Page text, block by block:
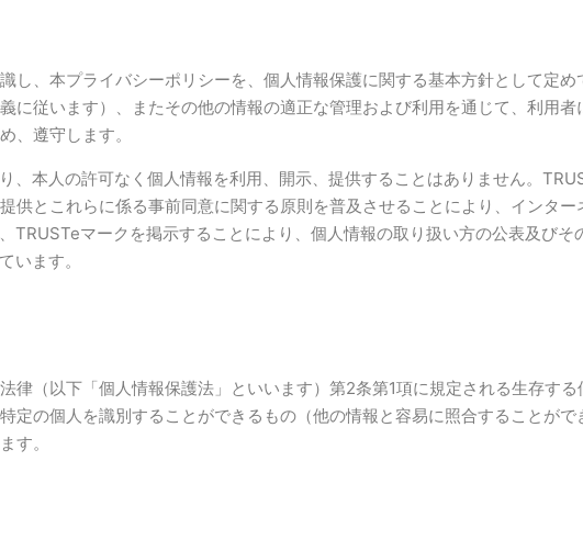
、本プライバシーポリシーを、個人情報保護に関する基本方針として定め
に従います）、またその他の情報の適正な管理および利用を通じて、利用者
、遵守します。
本人の許可なく個人情報を利用、開示、提供することはありません。
供とこれらに係る事前同意に関する原則を普及させることにより、インタ
マークを掲示することにより、個人情報の取り扱い方の公表及びそ
います。
（以下「個人情報保護法」といいます）第2条第1項に規定される生存す
定の個人を識別することができるもの（他の情報と容易に照合することが
す。